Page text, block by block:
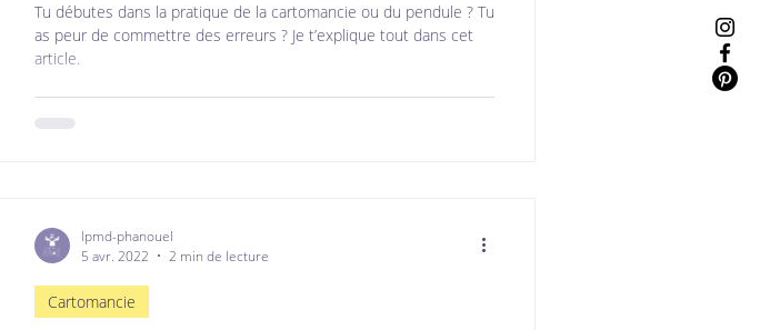
Tu débutes dans la pratique de la cartomancie ou du pendule ? Tu
as peur de commettre des erreurs ? Je t’explique tout dans cet
article.
Cartomancie
lpmd-phanouel
5 avr. 2022
2 min de lecture